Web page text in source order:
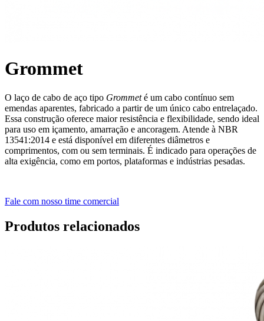
Grommet
O laço de cabo de aço tipo Grommeté um cabo contínuo sem
emendas aparentes, fabricado a partir de um único cabo entrelaçado.
Essa construção oferece maior resistência e flexibilidade, sendo ideal
para uso em içamento, amarração e ancoragem. Atende à NBR
13541:2014 e está disponível em diferentes diâmetros e
comprimentos, com ou sem terminais. É indicado para operações de
alta exigência, como em portos, plataformas e indústrias pesadas.
Fale com nosso time comercial
Produtos relacionados